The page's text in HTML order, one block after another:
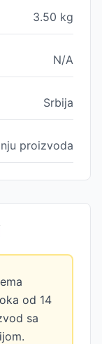
3.50 kg
N/A
Srbija
proizvoda
od 14
sa